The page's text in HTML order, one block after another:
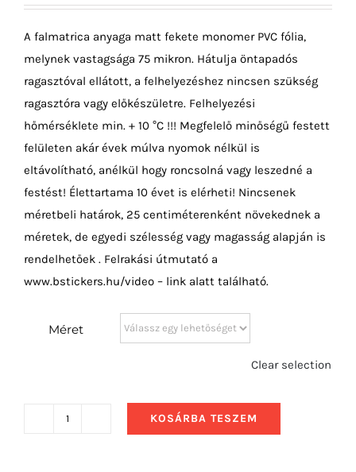
A falmatrica anyaga matt fekete monomer PVC fólia,
melynek vastagsága 75 mikron. Hátulja öntapadós
ragasztóval ellátott, a felhelyezéshez nincsen szükség
ragasztóra vagy előkészületre. Felhelyezési
hőmérséklete min. + 10 °C !!! Megfelelő minőségű festett
felületen akár évek múlva nyomok nélkül is
eltávolítható, anélkül hogy roncsolná vagy leszedné a
festést! Élettartama 10 évet is elérheti! Nincsenek
méretbeli határok, 25 centiméterenként növekednek a
méretek, de egyedi szélesség vagy magasság alapján is
rendelhetőek . Felrakási útmutató a
www.bstickers.hu/video – link alatt található.
Méret
Clear selection
KOSÁRBA TESZEM